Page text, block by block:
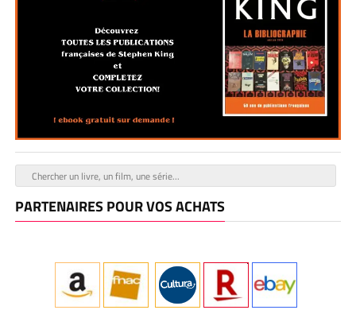
PARTENAIRES POUR VOS ACHATS